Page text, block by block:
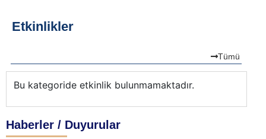
Etkinlikler
Tümü
Bu kategoride etkinlik bulunmamaktadır.
Haberler / Duyurular